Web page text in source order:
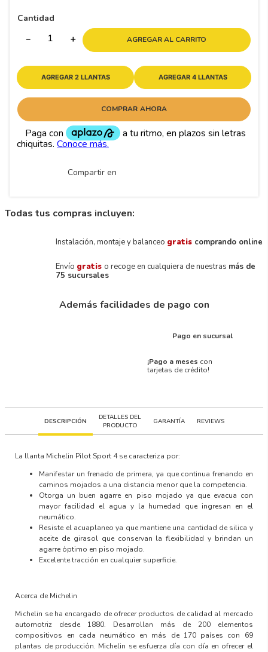
Cantidad
＋
－ AGREGAR AL CARRITO
AGREGAR 2 LLANTAS AGREGAR 4 LLANTAS
COMPRAR AHORA
Compartir en
Todas tus compras incluyen:
Instalación, montaje y balanceo gratis comprando online
Envío gratis o recoge en cualquiera de nuestras más de
75 sucursales
Además facilidades de pago con
Pago en sucursal
¡Pago a meses con
tarjetas de crédito!
DESCRIPCIÓN
DETALLES DEL
PRODUCTO
GARANTÍA REVIEWS
La llanta Michelin Pilot Sport 4se caracteriza por:
Manifestar un frenado de primera, ya que continua frenando en
caminos mojados a una distancia menor que la competencia.
Otorga un buen agarre en piso mojado ya que evacua con
mayor facilidad el agua y la humedad que ingresan en el
neumático.
Resiste el acuaplaneo ya que mantiene una cantidad de silica y
aceite de girasol que conservan la flexibilidad y brindan un
agarre óptimo en piso mojado.
Excelente tracción en cualquier superficie.
Acerca de Michelin
Michelin se ha encargado de ofrecer productos de calidad al mercado
automotriz desde 1880. Desarrollan más de 200 elementos
compositivos en cada neumático en más de 170 países con 69
plantas de producción. Michelin se esfuerza día con día en ofrecer el